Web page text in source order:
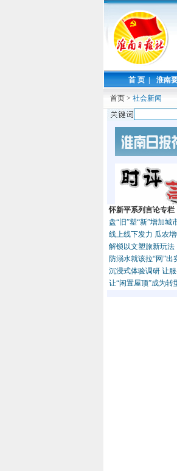
首 页 | 淮南
首页 > 社会新闻
怀新平系列言论专栏
盘“旧”塑“新”增加城
线上线下发力 瓜农
解锁以文塑旅新玩法
防溺水就该拉“网”出
沉浸式体验调研 让
让“闲置屋顶”成为转